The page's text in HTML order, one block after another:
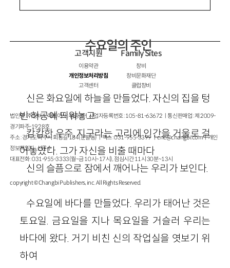
수요일의 주인
신은 화요일에 하늘을 만들었다. 자신의 집을 텅
빈 허공에 띄워놓고
캄캄한 우주, 지구라는 고리에 인간을 거울로 걸
어놓았다. 그가 자신을 비출 때마다
신의 슬픔으로 잠에서 깨어나는 우리가 보인다.
수요일에 바다를 만들었다. 우리가 태어난 것은
토요일. 금요일을 지나 목요일을 거슬러 우리는
바다에 왔다. 거기 비친 신의 작업실을 엿보기 위
하여
고객지원
이용약관
개인정보처리방침
고객센터
Family Sites
창비
창비문화재단
클럽창비
법인명 : ㈜창비ㅣ대표이사 : 염종선ㅣ사업자등록번호 : 105-81-63672ㅣ통신판매업 : 제 2009-
경기파주-1928호
주소 : 경기도 파주시 회동길 184(문발동)ㅣ팩스 : 031-955-3399 ㅣcnc@changbi.comㅣ개인
정보책임자 : 신문수
대표전화 : 031-955-3333(월~금 10시~17시), 점심시간 11시 30분~13시
copyright © Changbi Publishers, inc. All Rights Reserved.